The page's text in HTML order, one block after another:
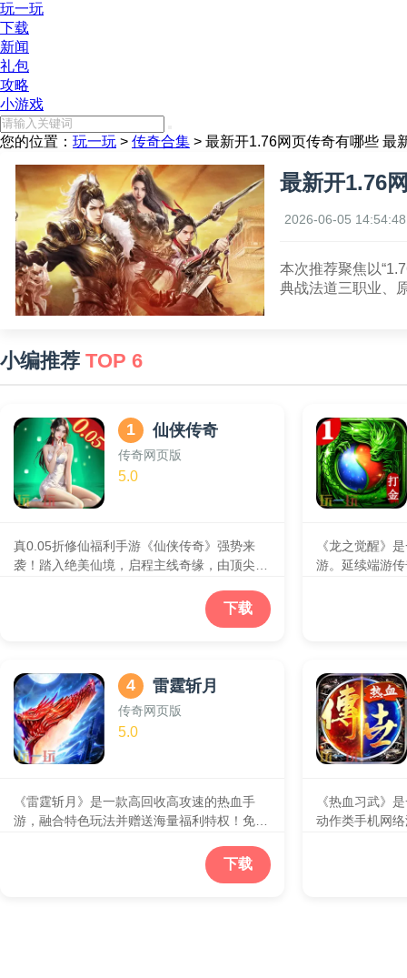
玩一玩
下载
新闻
礼包
攻略
小游戏
您的位置： 玩一玩 > 传奇合集 > 最新开1.76网页传奇有哪些 最
最新开1.76
2026-06-05 14:54:48
本次推荐聚焦以
典战法道三职业、
小编推荐 TOP 6
1 仙侠传奇
传奇网页版
5.0
真0.05折修仙福利手游《仙侠传奇》强势来
袭！踏入绝美仙境，启程主线奇缘，由顶尖引
图，随心瞬移，每一处细腻场景等你来自由探
索。五大职业，各具特色，任你挑选，开启专
攀登魔狱之巅，成就无上荣耀。真实社交，精
准匹配，修仙路上不再孤单。情缘系统，助你
邂逅命中注定的另一半，共建梦幻家园，双修
共进，修为提升快人一步！此刻，仙侠之旅已
为你铺展，你，准备好了吗？
下载
《龙之觉醒》
游。延续端游
4 雷霆斩月
传奇网页版
5.0
《雷霆斩月》是一款高回收高攻速的热血手
游，融合特色玩法并赠送海量福利特权！免费
战强敌，争夺荣耀，畅享激烈对决！装备掉落
不设上限，平民玩家也能自由探索全地图，轻
下载
《热血习武》
动作类手机网